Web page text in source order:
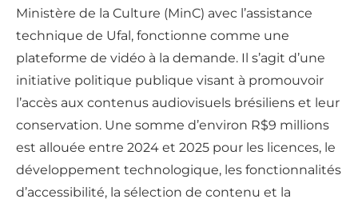
Ministère de la Culture (MinC) avec l’assistance
technique de Ufal, fonctionne comme une
plateforme de vidéo à la demande. Il s’agit d’une
initiative politique publique visant à promouvoir
l’accès aux contenus audiovisuels brésiliens et leur
conservation. Une somme d’environ R$9 millions
est allouée entre 2024 et 2025 pour les licences, le
développement technologique, les fonctionnalités
d’accessibilité, la sélection de contenu et la